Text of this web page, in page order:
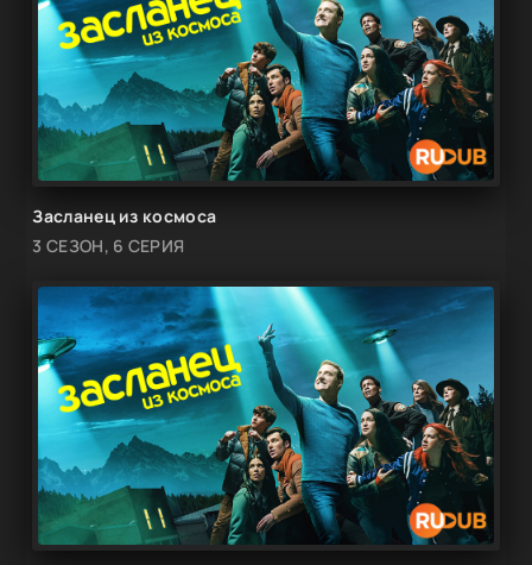
Засланец из космоса
3 СЕЗОН, 6 СЕРИЯ